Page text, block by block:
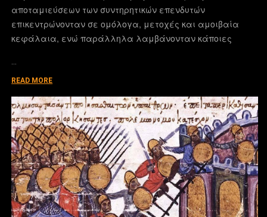
αποταμιεύσεων των συντηρητικών επενδυτών
επικεντρώνονταν σε ομόλογα, μετοχές και αμοιβαία
κεφάλαια, ενώ παράλληλα λαμβάνονταν κάποιες
…
READ MORE